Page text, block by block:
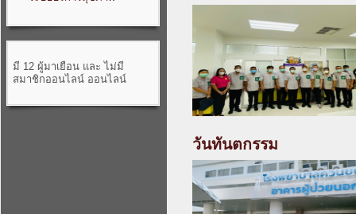
มี 12 ผู้มาเยือน และ ไม่มี
สมาชิกออนไลน์ ออนไลน์
วันทันตกรรม